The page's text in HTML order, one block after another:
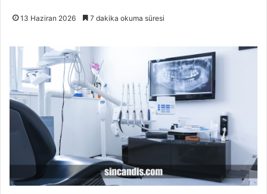
13 Haziran 2026 7 dakika okuma süresi